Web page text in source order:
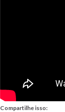
Compartilhe isso: